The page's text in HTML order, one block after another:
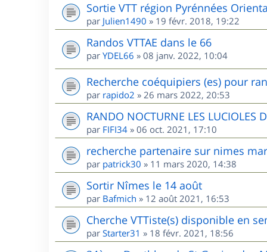
Sortie VTT région Pyrénnées
par Julien1490 » 19 févr. 2018, 19:22
Randos VTTAE dans le 66
par YDEL66 » 08 janv. 2022, 10:04
Recherche coéquipiers (es) pour
par rapido2 » 26 mars 2022, 20:53
RANDO NOCTURNE LES LUCIOLES
par FIFI34 » 06 oct. 2021, 17:10
recherche partenaire sur nimes
par patrick30 » 11 mars 2020, 14:38
Sortir Nîmes le 14 août
par Bafmich » 12 août 2021, 16:53
Cherche VTTiste(s) disponible en
par Starter31 » 18 févr. 2021, 18:56